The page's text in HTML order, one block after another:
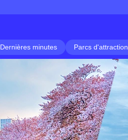
Dernières minutes Parcs d'attraction